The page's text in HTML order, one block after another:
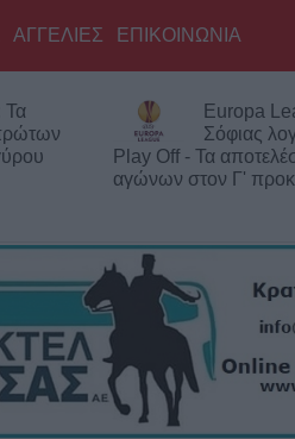
ΑΓΓΕΛΙΕΣ ΕΠΙΚΟΙΝΩΝΙΑ
Τα
Europa
Σόφιας
Play Off - Τα
αγώνων στον Γ'